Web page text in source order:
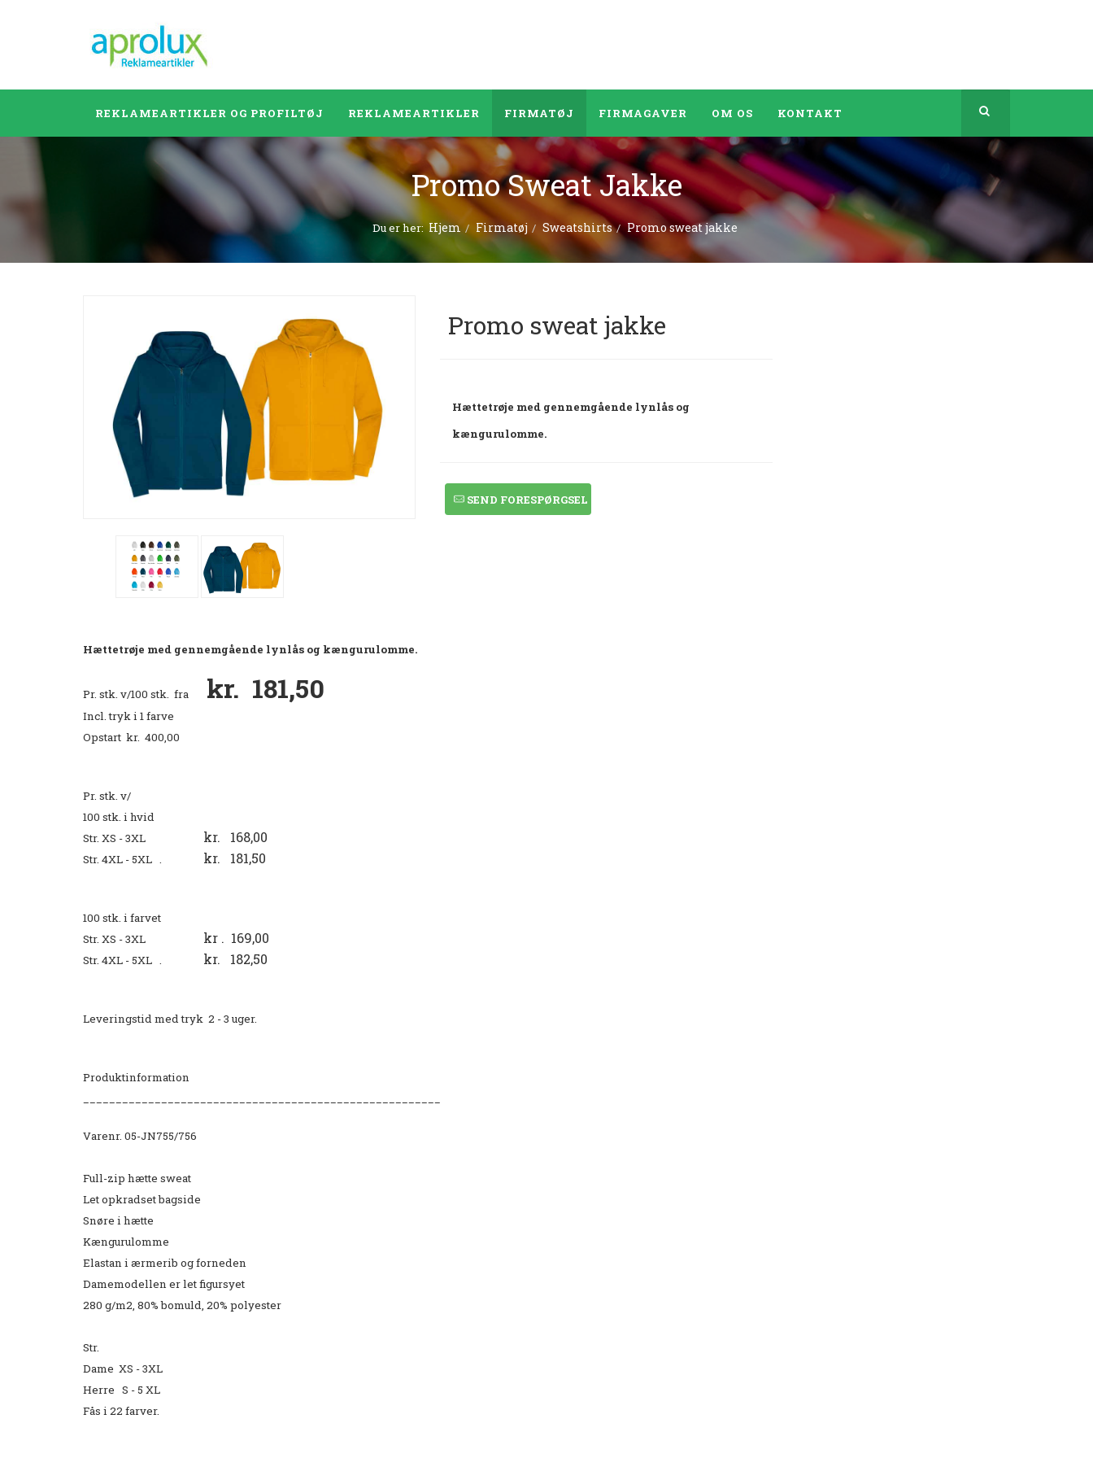
REKLAMEARTIKLER OG PROFILTØJ REKLAMEARTIKLER FIRMATØJ FIRMAGAVER OM OS KONTAKT
Promo Sweat Jakke
Du er her:Hjem Firmatøj Sweatshirts Promo sweat jakke
Promo sweat jakke
Hættetrøje med gennemgående lynlås og
kængurulomme.
SEND FORESPØRGSEL
Hættetrøje med gennemgående lynlås og kængurulomme.
Pr. stk. v/100 stk. fra kr. 181,50
Incl. tryk i 1 farve
Opstart kr. 400,00
Pr. stk. v/
100 stk. i hvid
Str. XS - 3XL
kr. 168,00
Str. 4XL - 5XL . kr. 181,50
100 stk. i farvet
Str. XS - 3XL
kr . 169,00
Str. 4XL - 5XL . kr. 182,50
Leveringstid med tryk 2 - 3 uger.
Produktinformation
Varenr. 05-JN755/756
Full-zip hætte sweat
Let opkradset bagside
Snøre i hætte
Kængurulomme
Elastan i ærmerib og forneden
Damemodellen er let figursyet
280 g/m2, 80% bomuld, 20% polyester
Str.
Dame XS - 3XL
Herre S - 5 XL
Fås i 22 farver.